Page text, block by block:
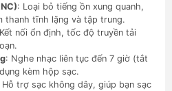
: Loại bỏ tiếng ồn xung quanh,
thanh tĩnh lặng và tập trung.
nối ổn định, tốc độ truyền tải
: Nghe nhạc liên tục đến 7 giờ (tắt
kèm hộp sạc.
Hỗ trợ sạc không dây, giúp bạn sạc